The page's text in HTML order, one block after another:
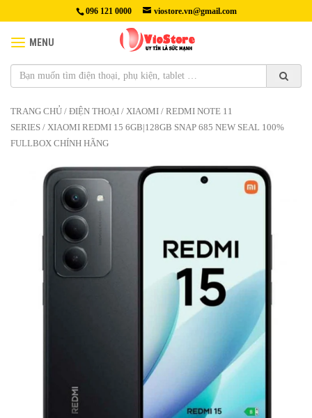
096 121 0000 viostore.vn@gmail.com
MENU
TRANG CHỦ / ĐIỆN THOẠI / XIAOMI / REDMI NOTE 11
SERIES / XIAOMI REDMI 15 6GB|128GB SNAP 685 NEW SEAL 100%
FULLBOX CHÍNH HÃNG